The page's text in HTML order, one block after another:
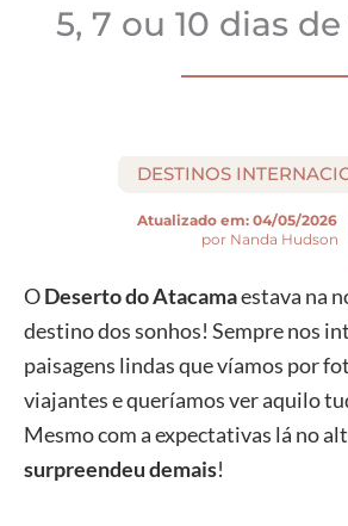
5, 7 ou 10 dias
DESTINOS
Atualizado em: 04/05/2026
por Nanda Hudson
ODeserto do Atacamaestava na
destino dos sonhos! Sempre nos
paisagens lindas que víamos por
viajantes e queríamos ver aquilo
Mesmo com a expectativas lá no
surpreendeu demais!